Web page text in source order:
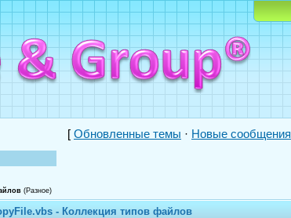
[ Обновленные темы · Новые сообщения
(Разное)
- Коллекция типов файлов